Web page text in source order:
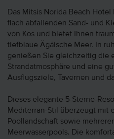
Das Mitsis Norida Beach
flach abfallenden Sand- und
von Kos und bietet Ihnen
tiefblaue Ägäische Meer. In
genießen Sie gleichzeitig die
Strandatmosphäre und eine
Ausflugsziele, Tavernen und
Dieses elegante 5-Sterne-
Mediterran-Stil überzeugt mit
Poollandschaft sowie
Meerwasserpools. Die